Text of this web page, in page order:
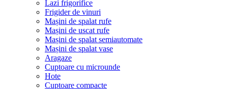
Lazi frigorifice
Frigider de vinuri
Mașini de spalat rufe
Mașini de uscat rufe
Mașini de spalat semiautomate
Mașini de spalat vase
Aragaze
Cuptoare cu microunde
Hote
Cuptoare compacte